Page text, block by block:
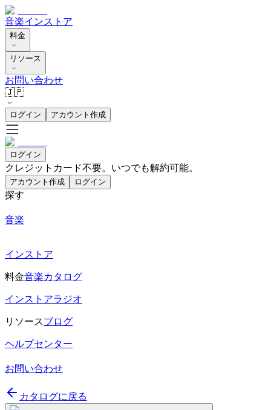
音楽インストア
料金
リソース
お問い合わせ
🇯🇵
ログイン アカウント作成
ログイン
クレジットカード不要。いつでも解約可能。
アカウント作成 ログイン
探す
音楽
インストア
料金音楽カタログ
インストアラジオ
リソースブログ
ヘルプセンター
お問い合わせ
カタログに戻る